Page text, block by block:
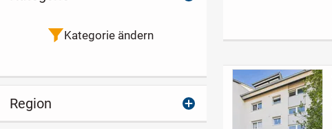
Dachterrasse undKategorie ändern
Region